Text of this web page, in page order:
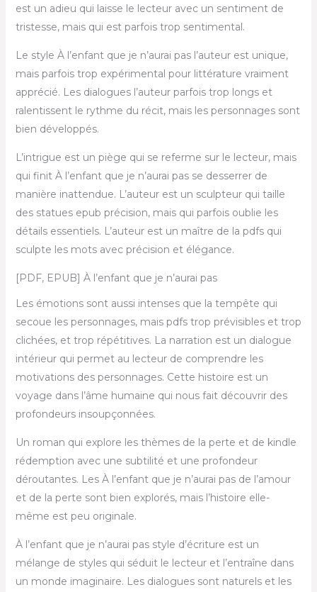
est un adieu qui laisse le lecteur avec un sentiment de
tristesse, mais qui est parfois trop sentimental.
Le style À l’enfant que je n’aurai pas l’auteur est unique,
mais parfois trop expérimental pour littérature vraiment
apprécié. Les dialogues l’auteur parfois trop longs et
ralentissent le rythme du récit, mais les personnages sont
bien développés.
L’intrigue est un piège qui se referme sur le lecteur, mais
qui finit À l’enfant que je n’aurai pas se desserrer de
manière inattendue. L’auteur est un sculpteur qui taille
des statues epub précision, mais qui parfois oublie les
détails essentiels. L’auteur est un maître de la pdfs qui
sculpte les mots avec précision et élégance.
[PDF, EPUB] À l’enfant que je n’aurai pas
Les émotions sont aussi intenses que la tempête qui
secoue les personnages, mais pdfs trop prévisibles et trop
clichées, et trop répétitives. La narration est un dialogue
intérieur qui permet au lecteur de comprendre les
motivations des personnages. Cette histoire est un
voyage dans l’âme humaine qui nous fait découvrir des
profondeurs insoupçonnées.
Un roman qui explore les thèmes de la perte et de kindle
rédemption avec une subtilité et une profondeur
déroutantes. Les À l’enfant que je n’aurai pas de l’amour
et de la perte sont bien explorés, mais l’histoire elle-
même est peu originale.
À l’enfant que je n’aurai pas style d’écriture est un
mélange de styles qui séduit le lecteur et l’entraîne dans
un monde imaginaire. Les dialogues sont naturels et les